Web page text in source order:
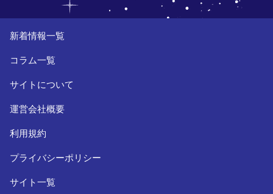
新着情報一覧
コラム一覧
サイトについて
運営会社概要
利用規約
プライバシーポリシー
サイト一覧